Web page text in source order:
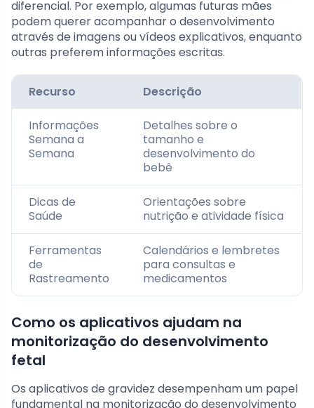
diferencial. Por exemplo, algumas futuras mães
podem querer acompanhar o desenvolvimento
através de imagens ou vídeos explicativos, enquanto
outras preferem informações escritas.
Recurso Descrição
Informações
Semana a
Semana
Detalhes sobre o
tamanho e
desenvolvimento do
bebê
Dicas de
Saúde
Orientações sobre
nutrição e atividade física
Ferramentas
de
Rastreamento
Calendários e lembretes
para consultas e
medicamentos
Como os aplicativos ajudam na
monitorização do desenvolvimento
fetal
Os aplicativos de gravidez desempenham um papel
fundamental na monitorização do desenvolvimento